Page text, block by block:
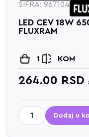
ŠIFRA: 967104
LED CEV 18W
FLUXRAM
1 KOM
264.00 RSD
Dodaj u